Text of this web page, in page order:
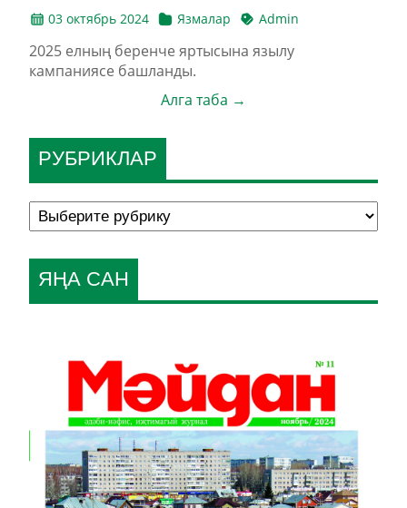
03 октябрь 2024 Язмалар Admin
2025 елның беренче яртысына язылу
кампаниясе башланды.
Алга таба →
РУБРИКЛАР
ЯҢА САН